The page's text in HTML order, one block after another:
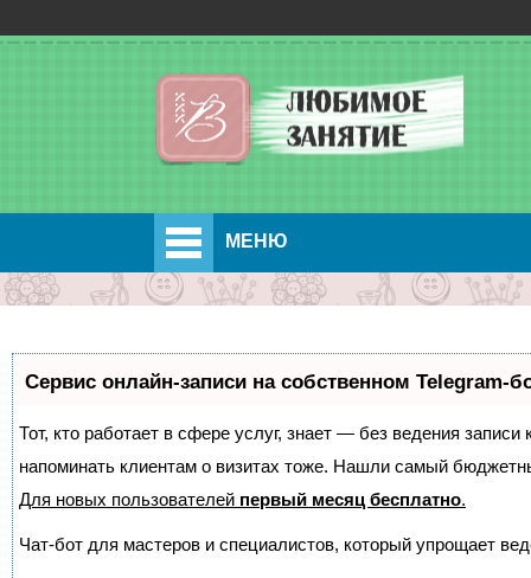
МЕНЮ
Сервис онлайн-записи на собственном Telegram-
Тот, кто работает в сфере услуг, знает — без ведения
напоминать клиентам о визитах тоже. Нашли самый
Для новых пользователей первый месяц бесплатно.
Чат-бот для мастеров и специалистов, который упрощает